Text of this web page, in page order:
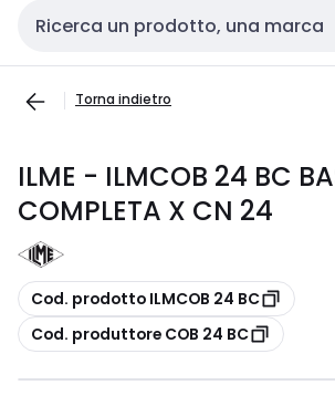
Cerca input
Torna indietro
ILME - ILMCOB 24 BC
COMPLETA X CN 24
copia
Cod. prodotto ILMCOB 24 BC
copia
Cod. produttore COB 24 BC